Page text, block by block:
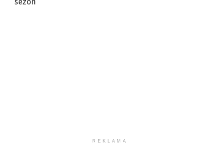
sezon
REKLAMA